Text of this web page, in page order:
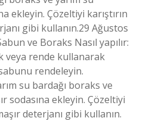
ekleyin. Çözeltiyi karıştırın
gibi kullanın.29 Ağustos
ve Boraks Nasıl yapılır:
veya rende kullanarak
rendeleyin.
su bardağı boraks ve
sodasına ekleyin. Çözeltiyi
deterjanı gibi kullanın.